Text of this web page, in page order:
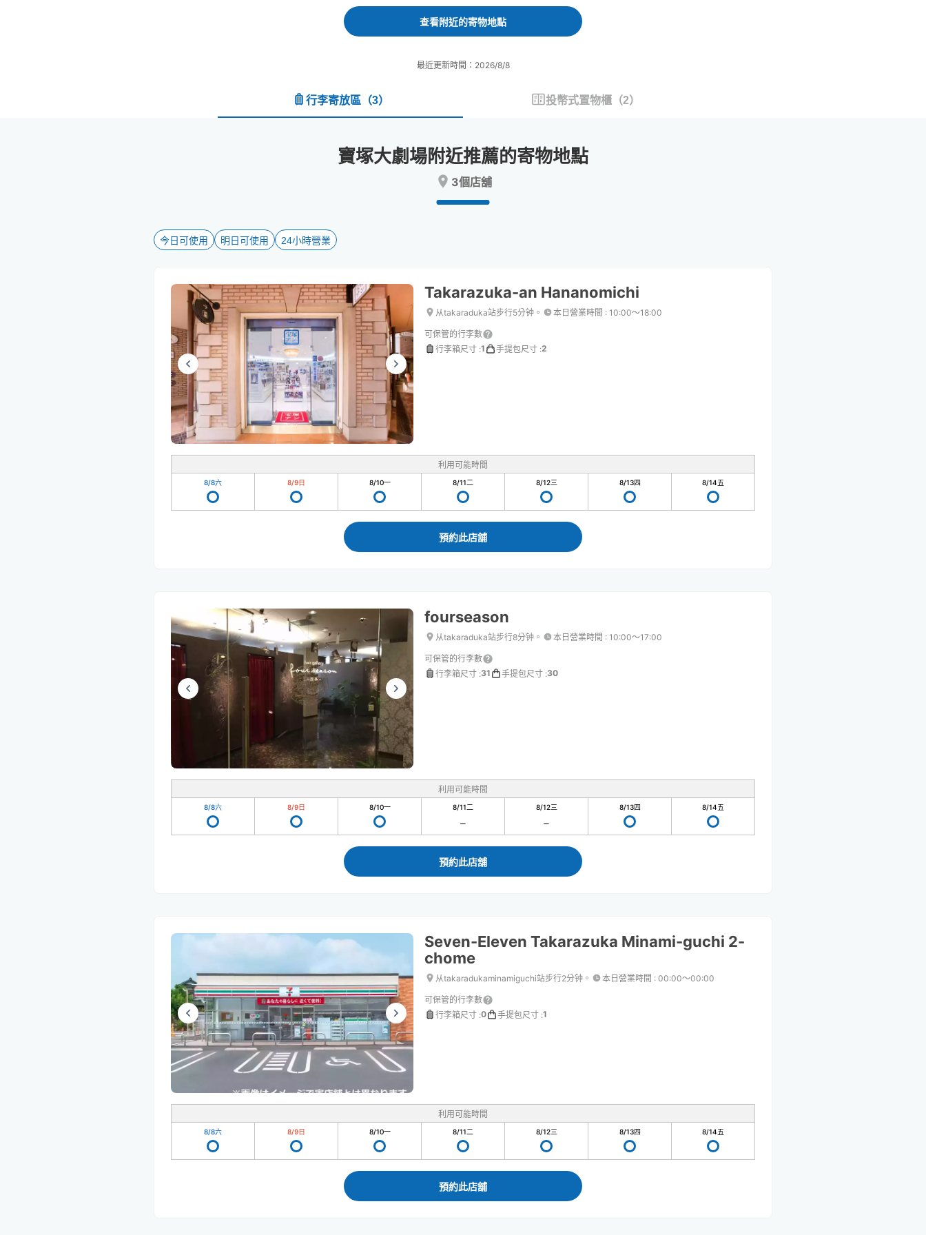
forward
to
the
calendar
select
the
changing
dates.
backward
interact
select
the
changing
dates.
查看附近的寄物地點
最近更新時間：2026/8/8
行李寄放區 （3） 投幣式置物櫃 （2）
寶塚大劇場附近推薦的寄物地點
3個店舖
今日可使用 明日可使用 24小時營業
Takarazuka-an Hananomichi
从takaraduka站步行5分钟。 本日營業時間 : 10:00〜18:00
可保管的行李數
行李箱尺寸 :1 手提包尺寸 :2
利用可能時間
8/8六 8/9日 8/10一 8/11二 8/12三 8/13四 8/14五
預約此店舖
fourseason
从takaraduka站步行8分钟。 本日營業時間 : 10:00〜17:00
可保管的行李數
行李箱尺寸 :31 手提包尺寸 :30
利用可能時間
8/8六 8/9日 8/10一 8/11二 8/12三 8/13四 8/14五
預約此店舖
Seven-Eleven Takarazuka Minami-guchi 2-
chome
从takaradukaminamiguchi站步行2分钟。 本日營業時間 : 00:00〜00:00
可保管的行李數
行李箱尺寸 :0 手提包尺寸 :1
利用可能時間
8/8六 8/9日 8/10一 8/11二 8/12三 8/13四 8/14五
預約此店舖